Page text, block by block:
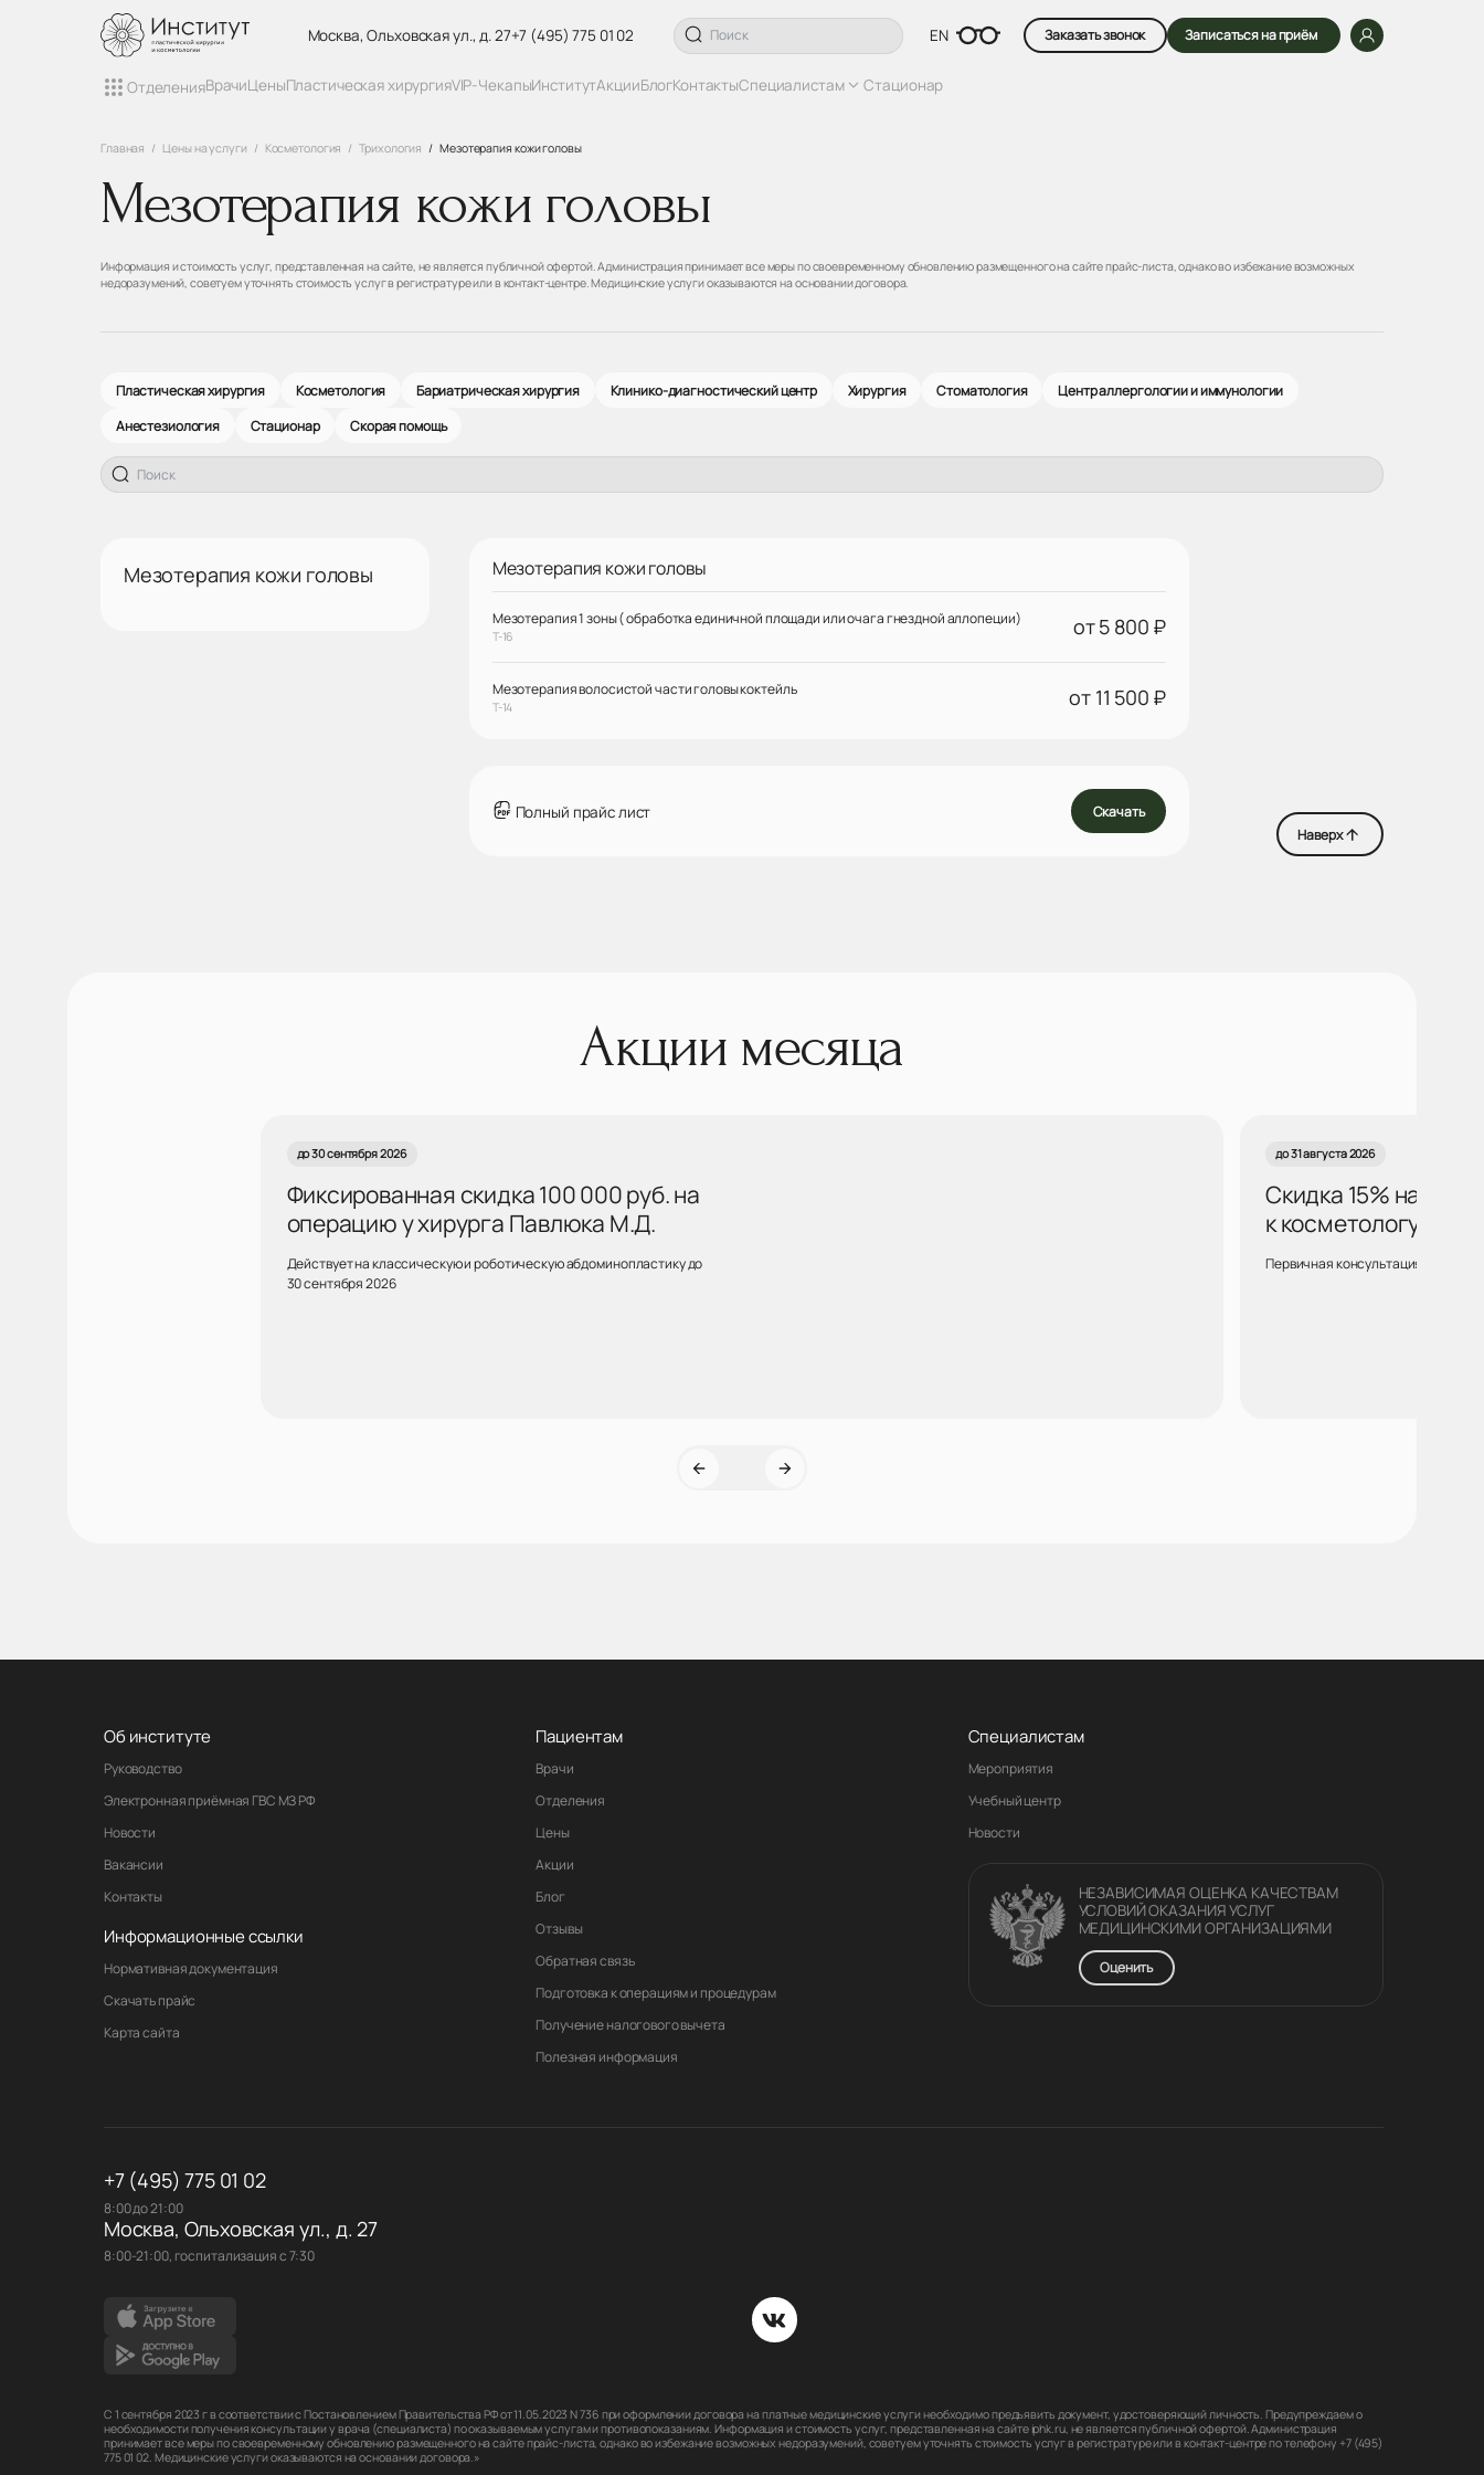
Москва, Ольховская ул., д. 27+7 (495) 775 01 02 EN Заказать звонок Записаться на приём
ОтделенияВрачиЦеныПластическая хирургияVIP-ЧекапыИнститутАкцииБлогКонтактыСпециалистам Стационар
Главная Цены на услуги Косметология Трихология Мезотерапия кожи головы
Мезотерапия кожи головы
Информация и стоимость услуг, представленная на сайте, не является публичной офертой. Администрация принимает все меры по своевременному обновлению размещенного на сайте прайс-листа, однако во избежание возможных
недоразумений, советуем уточнять стоимость услуг в регистратуре или в контакт-центре. Медицинские услуги оказываются на основании договора.
Пластическая хирургия Косметология Бариатрическая хирургия Клинико-диагностический центр Хирургия Стоматология
Центр аллергологии и иммунологии
Анестезиология
Стационар Скорая помощь
Мезотерапия кожи головы Мезотерапия кожи головы
Мезотерапия 1 зоны ( обработка единичной площади или очага гнездной аллопеции)
Т-16 от 5 800 ₽
Мезотерапия волосистой части головы коктейль
Т-14 от 11 500 ₽
Полный прайс лист
Скачать
Наверх
Акции месяца
до 30 сентября 2026
Фиксированная скидка 100 000 руб. на
операцию у хирурга Павлюка М.Д.
Действует на классическую и роботическую абдоминопластику до
30 сентября 2026
до 31 августа 2026
Скидка 15% на
к косметологу
Первичная консультация для
Об институте
Руководство
Электронная приёмная ГВС МЗ РФ
Новости
Вакансии
Контакты
Информационные ссылки
Нормативная документация
Скачать прайс
Карта сайта
Пациентам
Врачи
Отделения
Цены
Акции
Блог
Отзывы
Обратная связь
Подготовка к операциям и процедурам
Получение налогового вычета
Полезная информация
Специалистам
Мероприятия
Учебный центр
Новости
НЕЗАВИСИМАЯ ОЦЕНКА КАЧЕСТВАM
УСЛОВИЙ ОКАЗАНИЯ УСЛУГ
МЕДИЦИНСКИМИ ОРГАНИЗАЦИЯМИ
Оценить
+7 (495) 775 01 02
8:00 до 21:00
Москва, Ольховская ул., д. 27
8:00-21:00, госпитализация с 7:30
С 1 сентября 2023 г в соответствии с Постановлением Правительства РФ от 11.05.2023 N 736 при оформлении договора на платные медицинские услуги необходимо предъявить документ, удостоверяющий личность. Предупреждаем о
необходимости получения консультации у врача (специалиста) по оказываемым услугам и противопоказаниям. Информация и стоимость услуг, представленная на сайте iphk.ru, не является публичной офертой. Администрация
принимает все меры по своевременному обновлению размещенного на сайте прайс-листа, однако во избежание возможных недоразумений, советуем уточнять стоимость услуг в регистратуре или в контакт-центре по телефону +7 (495)
775 01 02. Медицинские услуги оказываются на основании договора.»